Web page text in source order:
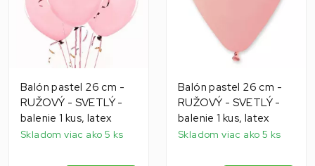
Balón pastel 26 cm -
RUŽOVÝ - SVETLÝ -
balenie 1 kus, latex
Skladom viac ako 5 ks
Balón pastel 26 cm -
RUŽOVÝ - SVETLÝ -
balenie 1 kus, latex
Skladom viac ako 5 ks